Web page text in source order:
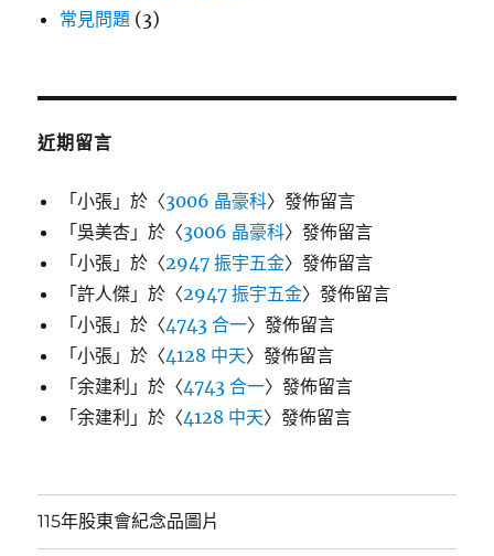
常見問題 (3)
近期留言
「小張 」於〈3006 晶豪科〉發佈留言
「吳美杏 」於〈3006 晶豪科〉發佈留言
「小張 」於〈2947 振宇五金〉發佈留言
「許人傑 」於〈2947 振宇五金〉發佈留言
「小張 」於〈4743 合一〉發佈留言
「小張 」於〈4128 中天〉發佈留言
「余建利 」於〈4743 合一〉發佈留言
「余建利 」於〈4128 中天〉發佈留言
115年股東會紀念品圖片